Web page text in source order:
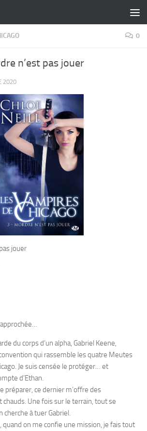
0
n’est pas jouer
2020
jouer
du corps d’un alpha, Gabriel Keene,
qui rassemble les quatre Meutes
Je suis censée le protéger… et
d’Ethan.
préparer, ce dernier m’offre des
Une fois sur le terrain, tout se
cherche à tuer Gabriel.
on me confie une mission, je fais tout